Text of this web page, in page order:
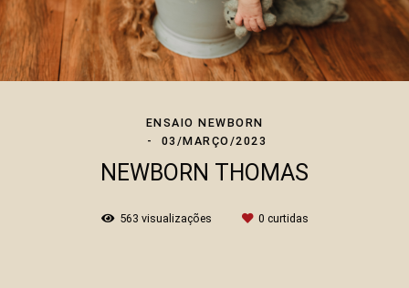
ENSAIO NEWBORN
03/MARÇO/2023
NEWBORN THOMAS
563 visualizações 0 curtidas